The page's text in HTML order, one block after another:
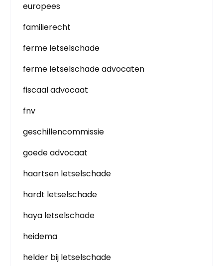
europees
familierecht
ferme letselschade
ferme letselschade advocaten
fiscaal advocaat
fnv
geschillencommissie
goede advocaat
haartsen letselschade
hardt letselschade
haya letselschade
heidema
helder bij letselschade